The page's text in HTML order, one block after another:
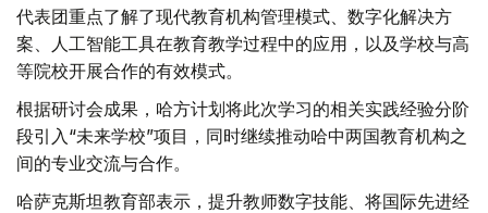
代表团重点了解了现代教育机构管理模式、数字化解决方
案、人工智能工具在教育教学过程中的应用，以及学校与高
等院校开展合作的有效模式。
根据研讨会成果，哈方计划将此次学习的相关实践经验分阶
段引入“未来学校”项目，同时继续推动哈中两国教育机构之
间的专业交流与合作。
哈萨克斯坦教育部表示，提升教师数字技能、将国际先进经